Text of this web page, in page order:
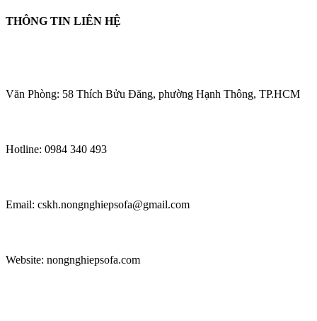
THÔNG TIN LIÊN HỆ
Văn Phòng: 58 Thích Bửu Đăng, phường Hạnh Thông, TP.HCM
Hotline: 0984 340 493
Email: cskh.nongnghiepsofa@gmail.com
Website: nongnghiepsofa.com